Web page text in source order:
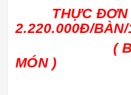
THỰC ĐƠN
2.220.000Đ/
( BAO
MÓN )